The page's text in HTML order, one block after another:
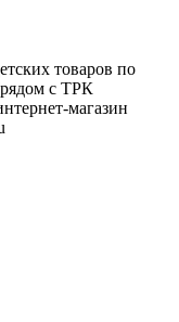
товаров по
с ТРК
магазин